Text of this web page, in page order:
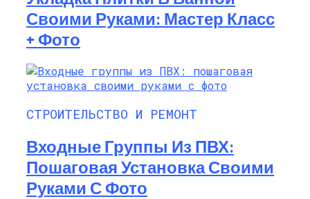
Своими Руками: Мастер Класс
+ Фото
СТРОИТЕЛЬСТВО И РЕМОНТ
Входные Группы Из ПВХ:
Пошаговая Установка Своими
Руками С Фото